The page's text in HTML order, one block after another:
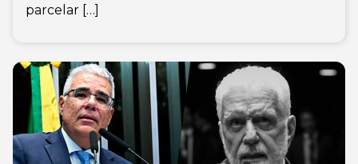
parcelar […]